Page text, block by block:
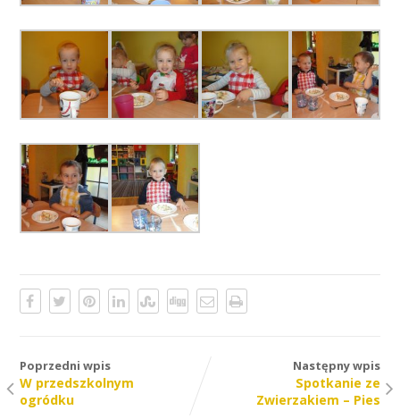
Poprzedni wpis
W przedszkolnym
ogródku
Następny wpis
Spotkanie ze
Zwierzakiem – Pies